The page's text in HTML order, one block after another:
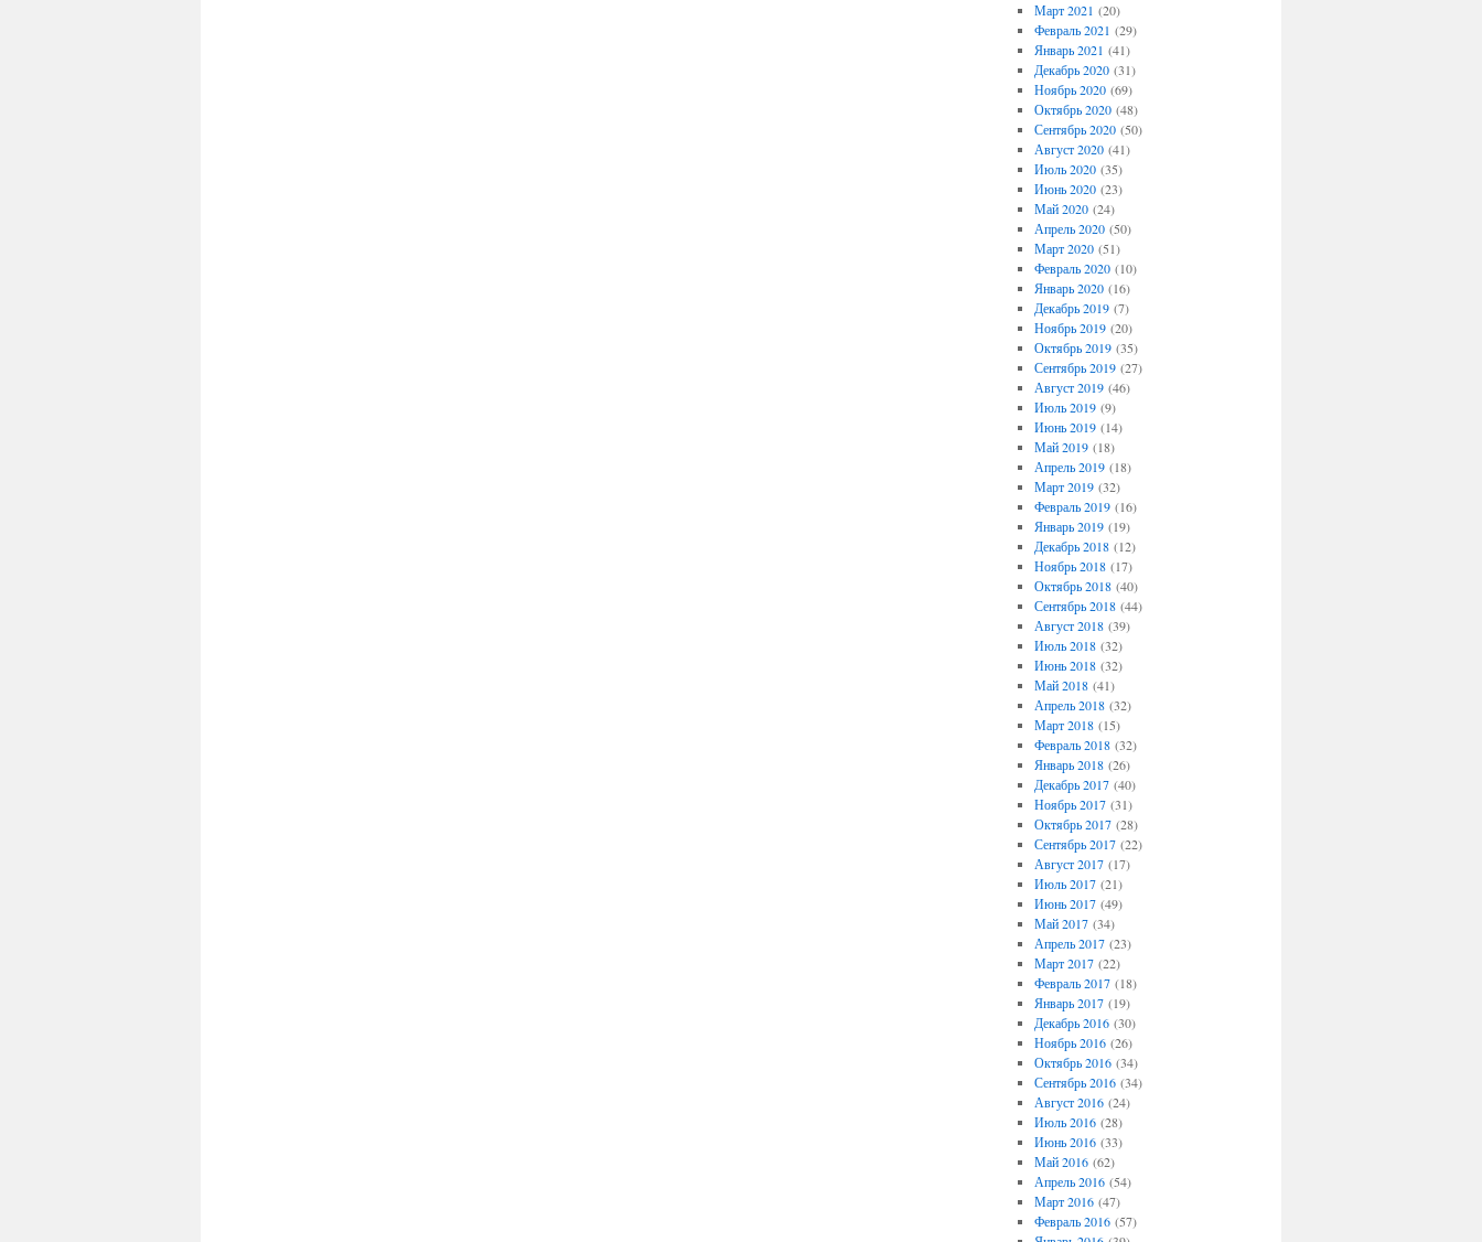
Март 2021 (20)
Февраль 2021 (29)
Январь 2021 (41)
Декабрь 2020(31)
Ноябрь 2020(69)
Октябрь 2020(48)
Сентябрь 2020(50)
Август 2020(41)
Июль 2020(35)
Июнь 2020(23)
Май 2020(24)
Апрель 2020(50)
Март 2020(51)
Февраль 2020(10)
Январь 2020(16)
Декабрь 2019(7)
Ноябрь 2019(20)
Октябрь 2019(35)
Сентябрь 2019(27)
Август 2019(46)
Июль 2019(9)
Июнь 2019(14)
Май 2019(18)
Апрель 2019(18)
Март 2019(32)
Февраль 2019(16)
Январь 2019(19)
Декабрь 2018(12)
Ноябрь 2018(17)
Октябрь 2018(40)
Сентябрь 2018(44)
Август 2018(39)
Июль 2018(32)
Июнь 2018(32)
Май 2018(41)
Апрель 2018(32)
Март 2018(15)
Февраль 2018(32)
Январь 2018(26)
Декабрь 2017(40)
Ноябрь 2017(31)
Октябрь 2017(28)
Сентябрь 2017(22)
Август 2017(17)
Июль 2017(21)
Июнь 2017(49)
Май 2017(34)
Апрель 2017(23)
Март 2017(22)
Февраль 2017(18)
Январь 2017(19)
Декабрь 2016(30)
Ноябрь 2016(26)
Октябрь 2016(34)
Сентябрь 2016(34)
Август 2016(24)
Июль 2016(28)
Июнь 2016(33)
Май 2016(62)
Апрель 2016(54)
Март 2016(47)
Февраль 2016(57)